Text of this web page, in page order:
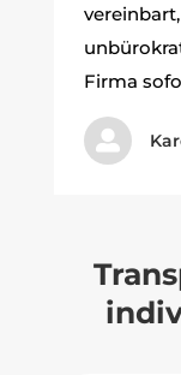
Firma
